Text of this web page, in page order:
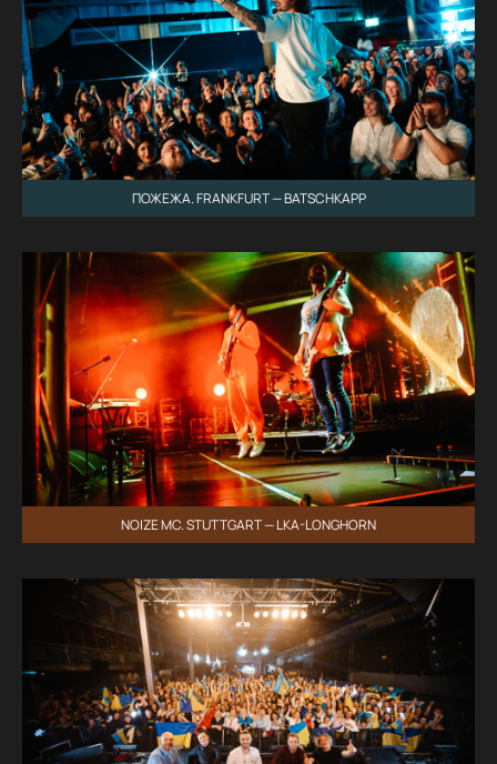
ПОЖЕЖА. FRANKFURT — BATSCHKAPP
NOIZE MC. STUTTGART — LKA-LONGHORN